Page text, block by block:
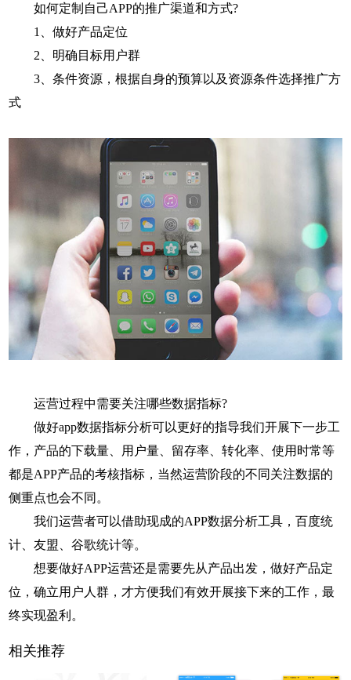
如何定制自己APP的推广渠道和方式?
1、做好产品定位
2、明确目标用户群
3、条件资源，根据自身的预算以及资源条件选择推广方
式
运营过程中需要关注哪些数据指标?
做好app数据指标分析可以更好的指导我们开展下一步工
作，产品的下载量、用户量、留存率、转化率、使用时常等
都是APP产品的考核指标，当然运营阶段的不同关注数据的
侧重点也会不同。
我们运营者可以借助现成的APP数据分析工具，百度统
计、友盟、谷歌统计等。
想要做好APP运营还是需要先从产品出发，做好产品定
位，确立用户人群，才方便我们有效开展接下来的工作，最
终实现盈利。
相关推荐